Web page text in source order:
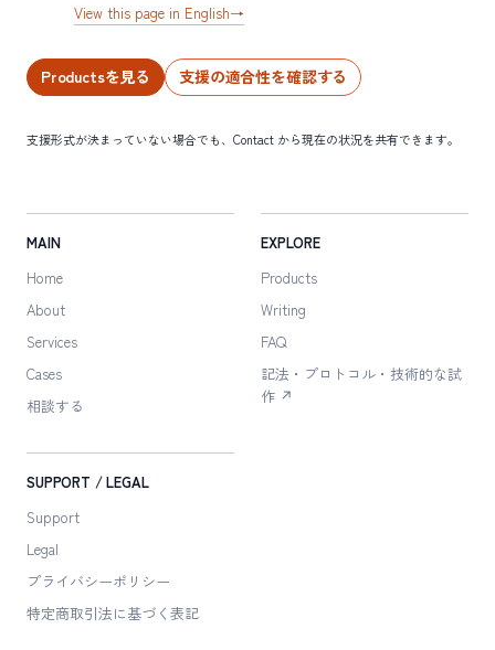
View this page in English→
Productsを見る 支援の適合性を確認する
支援形式が決まっていない場合でも、Contact から現在の状況を共有できます。
MAIN
Home
About
Services
Cases
相談する
EXPLORE
Products
Writing
FAQ
記法・プロトコル・技術的な試
作 ↗
SUPPORT / LEGAL
Support
Legal
プライバシーポリシー
特定商取引法に基づく表記